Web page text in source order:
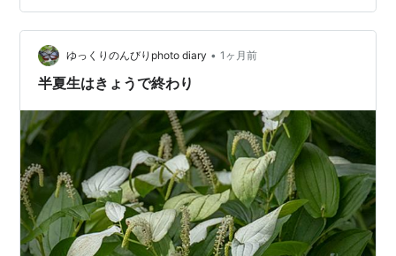
て書き記すと、 「夏至から数えて11日目に当たる日（毎
年7月2日ごろ）からの 約5日間を指す」のだとか。 古く
から農作業の重要な節目や、 体力をつけるための休息日
とされてきたということです。 そしてもう一つ勉強にな
ゆっくりのんびりphoto diary • 1ヶ月前
半夏生はきょうで終わり